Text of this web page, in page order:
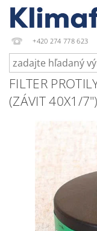
+420 274 778 623
FILTER
(ZÁVIT 40X1/7")